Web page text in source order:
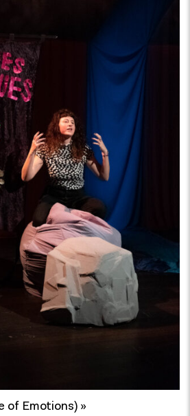
of Emotions) »